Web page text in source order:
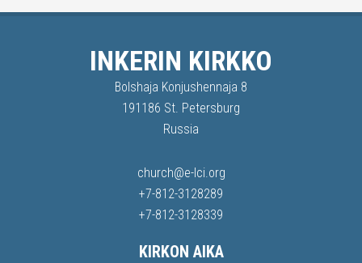
INKERIN KIRKKO
Bolshaja Konjushennaja 8
191186 St. Petersburg
Russia
church@e-lci.org
+7-812-3128289
+7-812-3128339
KIRKON AIKA